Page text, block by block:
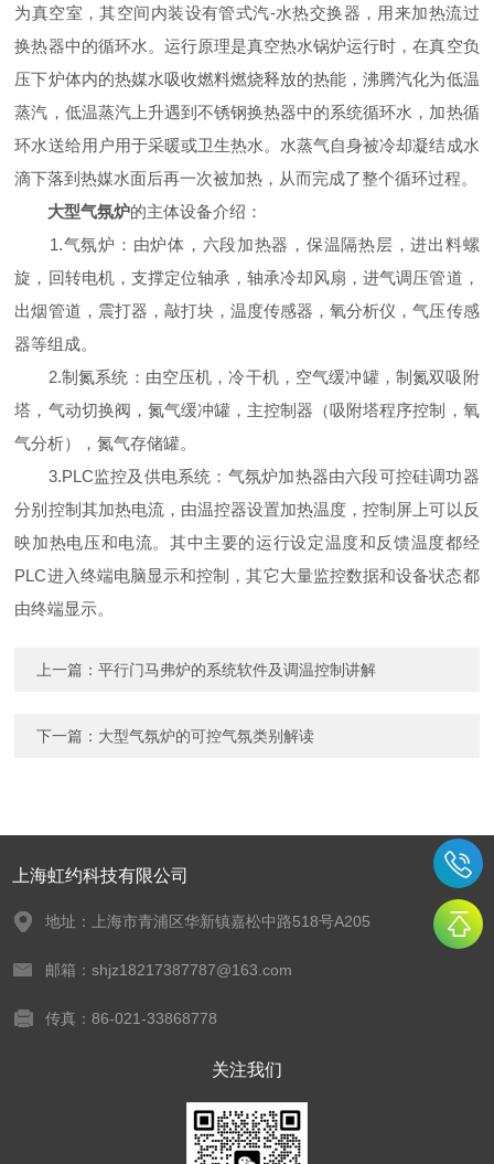
为真空室，其空间内装设有管式汽-水热交换器，用来加热流过
换热器中的循环水。运行原理是真空热水锅炉运行时，在真空负
压下炉体内的热媒水吸收燃料燃烧释放的热能，沸腾汽化为低温
蒸汽，低温蒸汽上升遇到不锈钢换热器中的系统循环水，加热循
环水送给用户用于采暖或卫生热水。水蒸气自身被冷却凝结成水
滴下落到热媒水面后再一次被加热，从而完成了整个循环过程。
大型气氛炉的主体设备介绍：
1.气氛炉：由炉体，六段加热器，保温隔热层，进出料螺
旋，回转电机，支撑定位轴承，轴承冷却风扇，进气调压管道，
出烟管道，震打器，敲打块，温度传感器，氧分析仪，气压传感
器等组成。
2.制氮系统：由空压机，冷干机，空气缓冲罐，制氮双吸附
塔，气动切换阀，氮气缓冲罐，主控制器（吸附塔程序控制，氧
气分析），氮气存储罐。
3.PLC监控及供电系统：气氛炉加热器由六段可控硅调功器
分别控制其加热电流，由温控器设置加热温度，控制屏上可以反
映加热电压和电流。其中主要的运行设定温度和反馈温度都经
PLC进入终端电脑显示和控制，其它大量监控数据和设备状态都
由终端显示。
上一篇：平行门马弗炉的系统软件及调温控制讲解
下一篇： 大型气氛炉的可控气氛类别解读
上海虹约科技有限公司
地址：上海市青浦区华新镇嘉松中路518号A205
邮箱：shjz18217387787@163.com
传真：86-021-33868778
关注我们